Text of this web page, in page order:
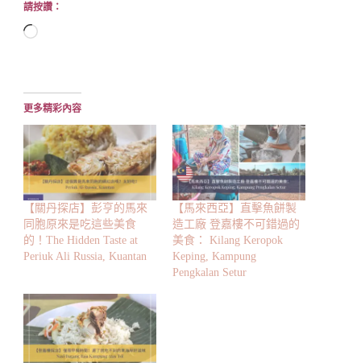
請按讚：
正
入...
更多精彩內容
【關丹探店】彭亨的馬來
同胞原來是吃這些美食
的！The Hidden Taste at
Periuk Ali Russia, Kuantan
【馬來西亞】直擊魚餅製
造工廠 登嘉樓不可錯過的
美食： Kilang Keropok
Keping, Kampung
Pengkalan Setur